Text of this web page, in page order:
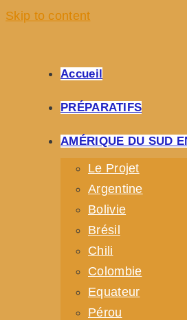
Skip to content
Accueil
PRÉPARATIFS
AMÉRIQUE DU SUD
Le Projet
Argentine
Bolivie
Brésil
Chili
Colombie
Equateur
Pérou